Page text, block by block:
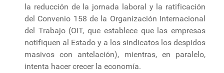
la reducción de la jornada laboral y la ratificación
del Convenio 158 de la Organización Internacional
del Trabajo (OIT, que establece que las empresas
notifiquen al Estado y a los sindicatos los despidos
masivos con antelación), mientras, en paralelo,
intenta hacer crecer la economía.